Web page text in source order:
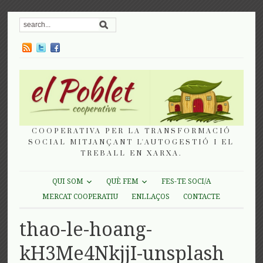
COOPERATIVA PER LA TRANSFORMACIÓ
SOCIAL MITJANÇANT L'AUTOGESTIÓ I EL
TREBALL EN XARXA.
QUI SOM QUÈ FEM
FES-TE SOCI/A
MERCAT COOPERATIU
ENLLAÇOS CONTACTE
thao-le-hoang-
kH3Me4NkjjI-unsplash